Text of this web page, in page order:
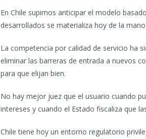
En Chile supimos anticipar el modelo
desarrollados se materializa hoy de la
La competencia por calidad de servicio ha
eliminar las barreras de entrada a nuevos
para que elijan bien.
No hay mejor juez que el usuario cuando
intereses y cuando el Estado fiscaliza que
Chile tiene hoy un entorno regulatorio